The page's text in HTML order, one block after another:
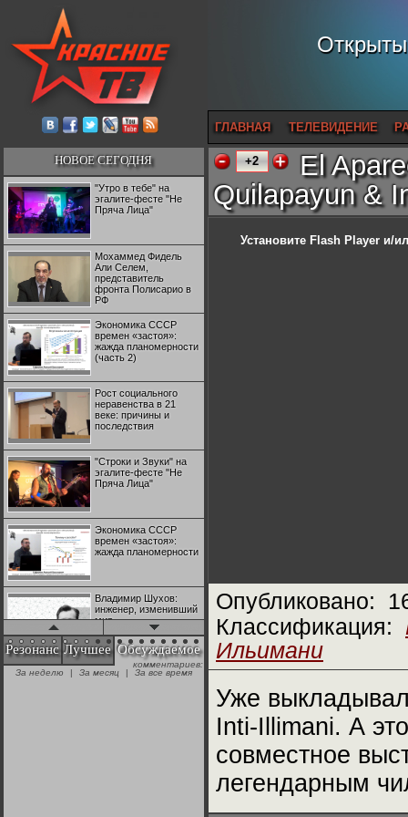
ГЛАВНАЯ ТЕЛЕВИДЕНИЕ
НОВОЕ СЕГОДНЯ
"Утро в тебе" на
эгалите-фесте "Не
Пряча Лица"
Мохаммед Фидель
Али Селем,
представитель
фронта Полисарио в
РФ
Экономика СССР
времен «застоя»:
жажда планомерности
(часть 2)
Рост социального
неравенства в 21
веке: причины и
последствия
"Строки и Звуки" на
эгалите-фесте "Не
Пряча Лица"
Экономика СССР
времен «застоя»:
жажда планомерности
Владимир Шухов:
инженер, изменивший
мир
"Аркадий Коц" на
эгалите-фесте "Не
Резонанс Лучшее Обсуждаемое
комментариев:
За неделю
| За месяц | За все время
+2
El
Quilapayun &
Установите Flash Player и/
Опубликовано:
Классификация:
Ильимани
Уже
Inti-Illimani. А
совместное
легендарным